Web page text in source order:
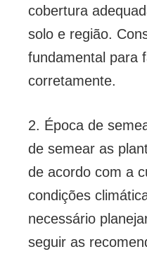
cobertura
solo e região.
fundamental para
corretamente.
2. Época de
de semear as
de acordo com a
condições
necessário
seguir as